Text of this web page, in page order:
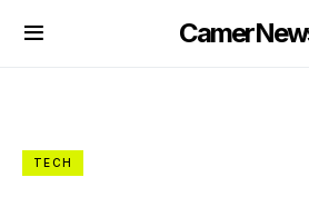
TECH